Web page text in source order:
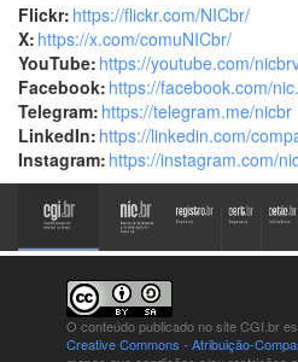
Flickr: https://flickr.com/NICbr/
X: https://x.com/comuNICbr/
YouTube: https://youtube.com/
Facebook: https://facebook.com/
Telegram: https://telegram.me/nicbr
LinkedIn: https://linkedin.com/
Instagram: https://instagram.com/
O conteúdo publicado no site CGI.br
Creative Commons - Atribuição-